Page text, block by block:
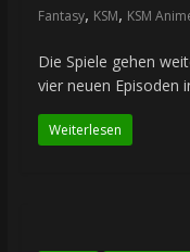
Fantasy, KSM, KSM
Die Spiele gehen
vier neuen Episoden
Weiterlesen